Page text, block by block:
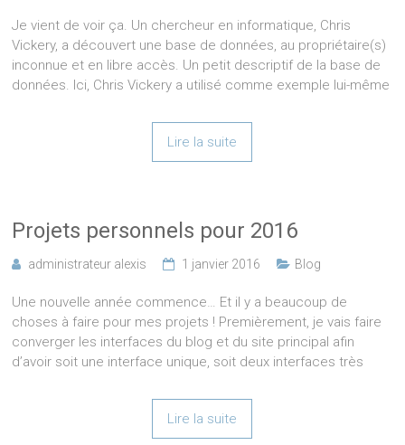
Je vient de voir ça. Un chercheur en informatique, Chris
Vickery, a découvert une base de données, au propriétaire(s)
inconnue et en libre accès. Un petit descriptif de la base de
données. Ici, Chris Vickery a utilisé comme exemple lui-même
Lire la suite
Projets personnels pour 2016
administrateur alexis 1 janvier 2016 Blog
Une nouvelle année commence… Et il y a beaucoup de
choses à faire pour mes projets ! Premièrement, je vais faire
converger les interfaces du blog et du site principal afin
d’avoir soit une interface unique, soit deux interfaces très
Lire la suite